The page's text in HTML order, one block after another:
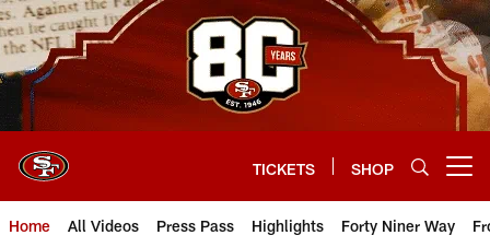
Skip
to
main
content
TICKETS SHOP
Home All Videos Press Pass Highlights Forty Niner Way